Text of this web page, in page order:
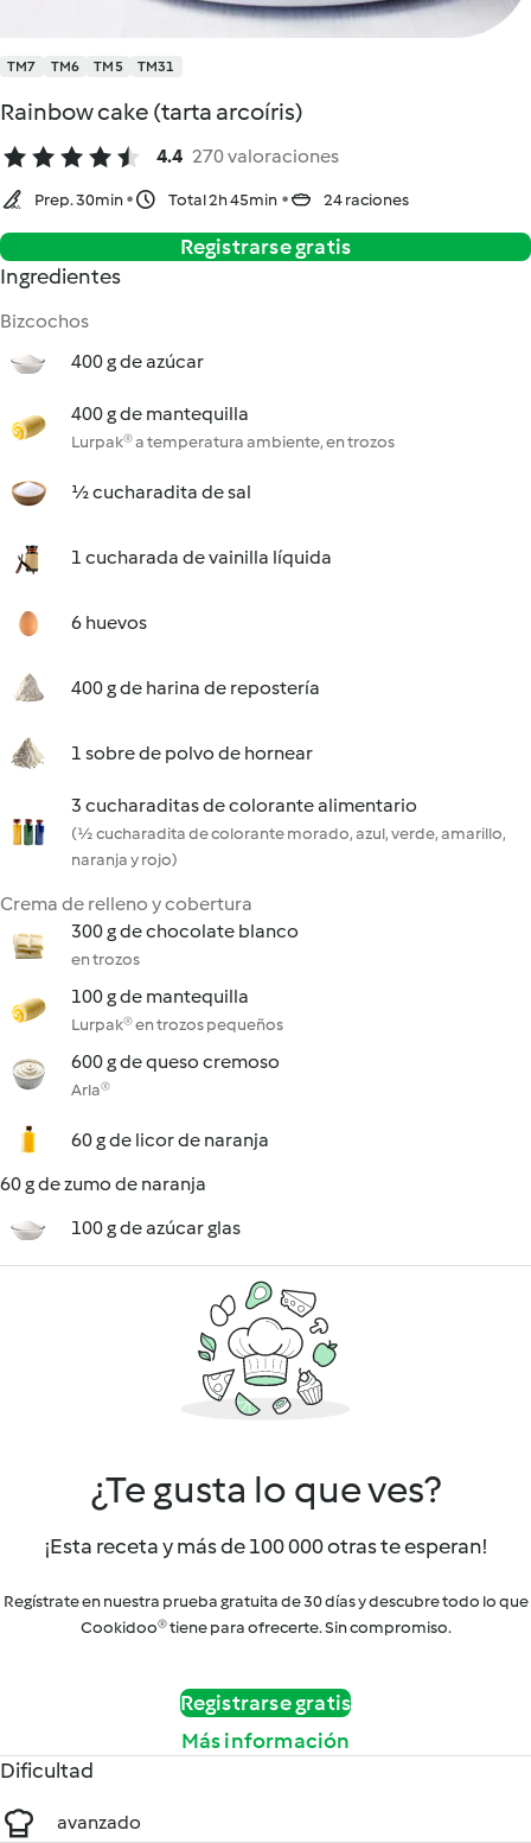
TM7 TM6 TM5 TM31
Rainbow cake (tarta arcoíris)
4.4 270 valoraciones
Prep. 30min Total 2h 45min 24 raciones
Registrarse gratis
Ingredientes
Bizcochos
400 g de azúcar
400 g de mantequilla
Lurpak® a temperatura ambiente, en trozos
½ cucharadita de sal
1 cucharada de vainilla líquida
6 huevos
400 g de harina de repostería
1 sobre de polvo de hornear
3 cucharaditas de colorante alimentario
(½ cucharadita de colorante morado, azul, verde, amarillo,
naranja y rojo)
Crema de relleno y cobertura
300 g de chocolate blanco
en trozos
100 g de mantequilla
Lurpak® en trozos pequeños
600 g de queso cremoso
Arla®
60 g de licor de naranja
60 g de zumo de naranja
100 g de azúcar glas
¿Te gusta lo que ves?
¡Esta receta y más de 100 000 otras te esperan!
Regístrate en nuestra prueba gratuita de 30 días y descubre todo lo que
Cookidoo® tiene para ofrecerte. Sin compromiso.
Registrarse gratis
Más información
Dificultad
avanzado